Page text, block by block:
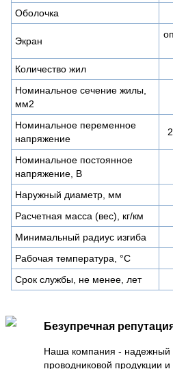
Оболочка
Экран
Количество жил
Номинальное сечение жилы,
мм2
Номинальное переменное
напряжение
Номинальное постоянное
напряжение, В
Наружный диаметр, мм
Расчетная масса (вес), кг/км
Минимальный радиус изгиба
Рабочая температура, °C
Срок службы, не менее, лет
Безупречная
Наша компания - надежный
проводниковой продукции